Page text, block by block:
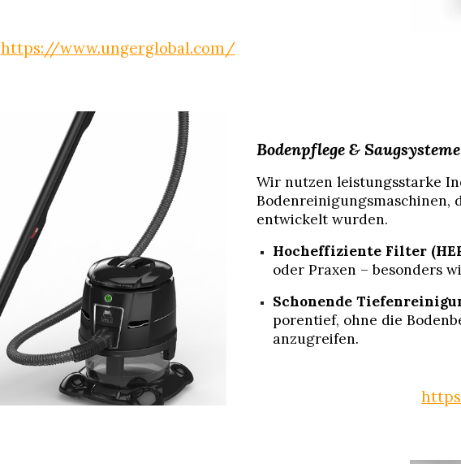
https://www.ungerglobal.com/
Bodenpflege &
Wir nutzen leistungsstarke
Bodenreinigungsmaschinen,
entwickelt wurden.
Hocheffiziente Filter
oder Praxen – besonders
Schonende
porentief, ohne die
anzugreifen.